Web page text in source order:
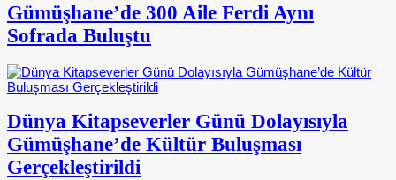
Gümüşhane’de 300 Aile Ferdi Aynı
Sofrada Buluştu
Dünya Kitapseverler Günü Dolayısıyla
Gümüşhane’de Kültür Buluşması
Gerçekleştirildi